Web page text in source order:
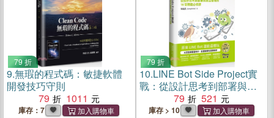
79 折
9.無瑕的程式碼：敏捷軟體
開發技巧守則
79
1011
庫存：7
79 折
10.LINE Bot Side Project實
戰：從設計思考到部署與產
品變現的16堂關鍵必修課
（iThome鐵人賽系列書）
79 521
庫存 > 10